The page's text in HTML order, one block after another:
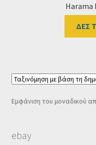
Harama
ΔΕΣ
Εμφάνιση του μοναδικού
ebay